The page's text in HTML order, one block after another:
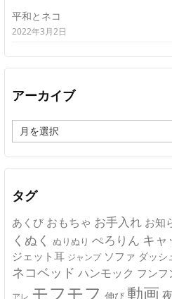
平和とネコ
2022年3月2日
アーカイブ
ー
カ
イ
タグ
あくび おもちゃ お手入れ お知
くぬく ぬりぬり ぺろりん キャ
ジェット耳 ジャンプ ソファ ダッシ
ネコベッド ハンモック フンフ
モフモフ 伸び 動画 夜